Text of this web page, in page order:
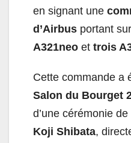
en signant une
d’Airbus portant sur
A321neo et trois
Cette commande a
Salon du Bourget
d’une cérémonie
Koji Shibata,